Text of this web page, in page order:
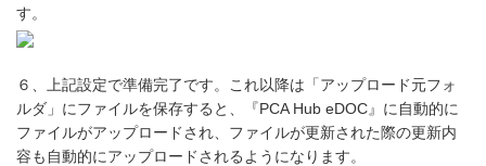
す。
６、上記設定で準備完了です。これ以降は「アップロード元フォ
ルダ」にファイルを保存すると、『PCA Hub eDOC』に自動的に
ファイルがアップロードされ、ファイルが更新された際の更新内
容も自動的にアップロードされるようになります。